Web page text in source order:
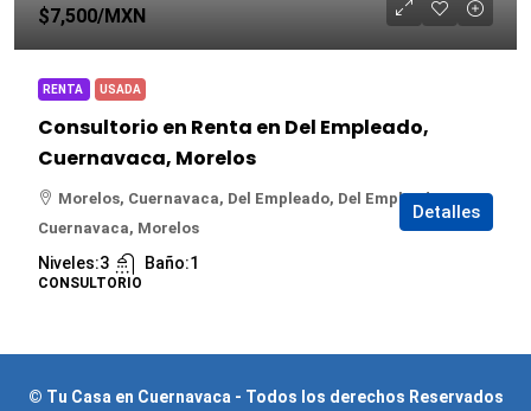
$7,500/MXN
RENTA USADA
Consultorio en Renta en Del Empleado,
Cuernavaca, Morelos
Morelos, Cuernavaca, Del Empleado, Del Empleado,
Cuernavaca, Morelos
Niveles:3 Baño:1
CONSULTORIO
Detalles
© Tu Casa en Cuernavaca - Todos los derechos Reservados